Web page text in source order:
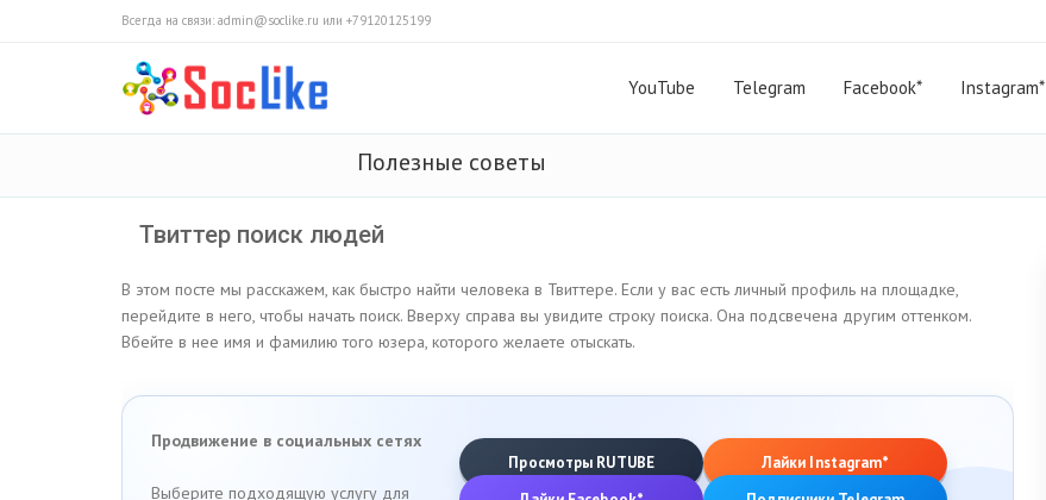
Всегда на связи: admin@soclike.ru или +79120125199
YouTube Telegram Facebook* Instagram*
Полезные советы
Твиттер поиск людей
В этом посте мы расскажем, как быстро найти человека в Твиттере. Если у вас есть личный профиль на площадке,
перейдите в него, чтобы начать поиск. Вверху справа вы увидите строку поиска. Она подсвечена другим оттенком.
Вбейте в нее имя и фамилию того юзера, которого желаете отыскать.
Продвижение в социальных сетях
Выберите подходящую услугу для
Просмотры RUTUBE
Лайки Instagram*